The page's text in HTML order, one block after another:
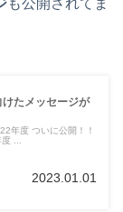
たメッセージが
年度 ついに公開！！
...
2023.01.01